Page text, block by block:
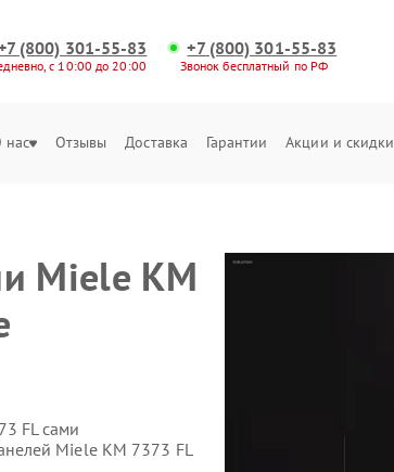
(800) 301-55-83
с 10:00 до 20:00
+7 (800) 301-55-83
Звонок бесплатный по РФ
нас Отзывы Доставка Гарантии Акции и скидки
Miele KM
FL сами
Miele KM 7373 FL